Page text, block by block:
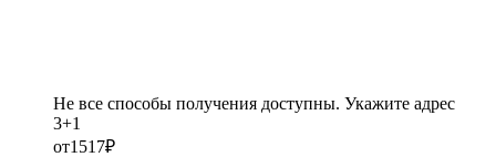
Не все способы получения доступны. Укажите адрес
3+1
от1517₽